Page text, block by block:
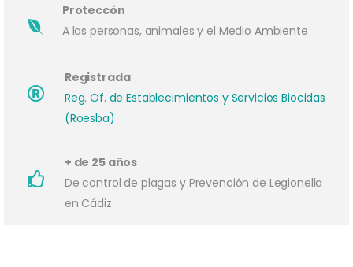
Proteccón
A las personas, animales y el Medio Ambiente
Registrada
Reg. Of. de Establecimientos y Servicios Biocidas
(Roesba)
+ de 25 años
De control de plagas y Prevención de Legionella
en Cádiz